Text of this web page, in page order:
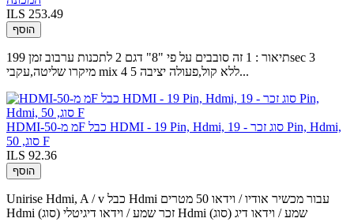
ILS 253.49
הוסף
תיאור : 1 זה סובבים על פי "8" דגם 2 לתכנות ערבוב זמן 199sec 3
מיקרו שליטה,עקבי mix 4 ללא קול,פעולה יציבה 5...
HDMI-מ מ-50F כבל HDMI - 19 Pin, Hdmi, סוג זכר - 19 Pin, Hdmi,
סוג, 50 F
ILS 92.36
הוסף
Unirise Hdmi, A / v כבל Hdmi עבור מכשיר אודיו / וידאו 50 מטרים
Hdmi (סוג) זכר שמע / וידאו דיגיטלי Hdmi (סוג) שמע / וידאו דיג